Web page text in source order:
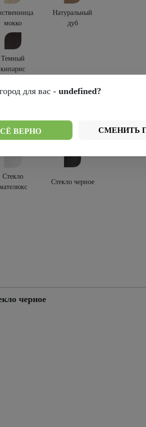
мокко
Натуральный
дуб
Темный
кипарис
Стекло
Стекло черное
черное
для вас - undefined?
ВЕРНО СМЕНИТЬ